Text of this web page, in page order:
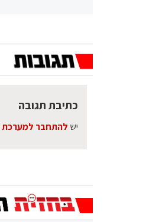
כתיבת תגובה
יש להתחבר למערכת